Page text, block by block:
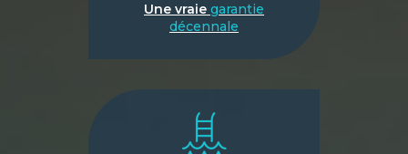
Une vraie garantie
décennale